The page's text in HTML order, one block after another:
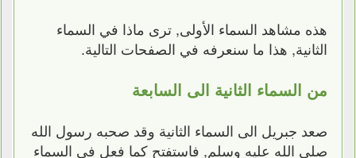
هذه مشاهد السماء الأولى, ترى ماذا في السماء
الثانية, هذا ما سنعرفه في الصفحات التالية.
من السماء الثانية الى السابعة
صعد جبريل الى السماء الثانية وقد صحبه رسول الله
صلى الله عليه وسلم, فاستفتح كما فعل في السماء